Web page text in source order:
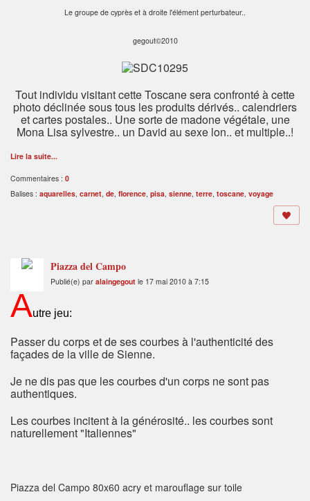
Le groupe de cyprès et à droite l'élément perturbateur..
gegout©2010
Tout individu visitant cette Toscane sera confronté à cette
photo déclinée sous tous les produits dérivés.. calendriers
et cartes postales.. Une sorte de madone végétale, une
Mona Lisa sylvestre.. un David au sexe lon.. et multiple..!
Lire la suite...
Commentaires : 0
Balises : aquarelles, carnet, de, florence, pisa, sienne, terre, toscane, voyage
Piazza del Campo
Publié(e) par alaingegout le 17 mai 2010 à 7:15
Autre jeu:
Passer du corps et de ses courbes à l'authenticité des
façades de la ville de Sienne.
Je ne dis pas que les courbes d'un corps ne sont pas
authentiques.
Les courbes incitent à la générosité.. les courbes sont
naturellement "Italiennes"
Piazza del Campo 80x60 acry et marouflage sur toile